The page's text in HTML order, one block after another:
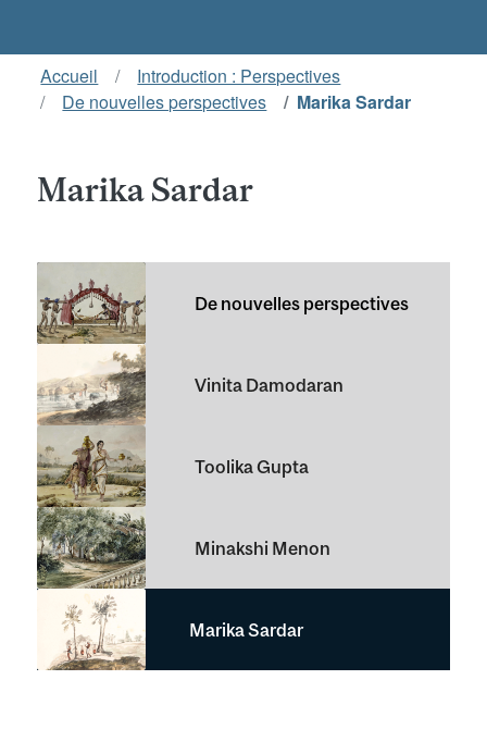
Accueil
Introduction : Perspectives
De nouvelles perspectives
Marika Sardar
Marika Sardar
De nouvelles perspectives
Vinita Damodaran
Toolika Gupta
Minakshi Menon
Marika Sardar